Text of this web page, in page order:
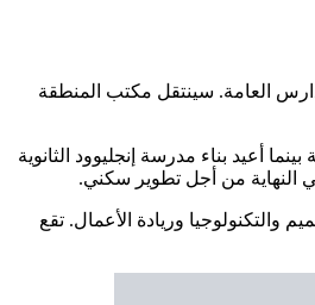
العامة. سينتقل مكتب المنطقة
أعيد بناء مدرسة إنجليوود الثانوية
وريادة الأعمال. تقع